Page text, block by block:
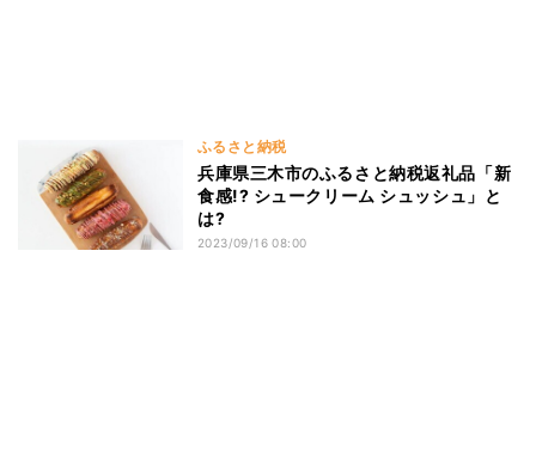
ふるさと納税
兵庫県三木市のふるさと納税返礼品「新
食感!? シュークリーム シュッシュ」と
は?
2023/09/16 08:00